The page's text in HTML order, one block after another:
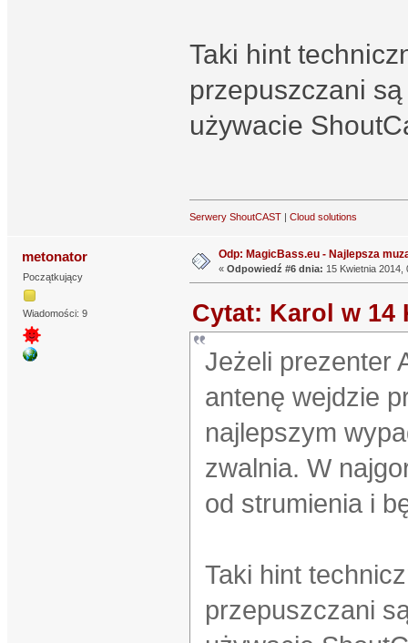
Taki hint
przepuszczani
używacie
Serwery ShoutCAST| Cloud solutions
metonator
Początkujący
Wiadomości: 9
Odp: MagicBass.eu - Najlepsza
« Odpowiedź #6 dnia: 15 Kwietnia 2014,
Cytat: Karol w 14
Jeżeli prezenter
antenę wejdzie
najlepszym
zwalnia. W
od strumienia i
Taki hint
przepuszczani